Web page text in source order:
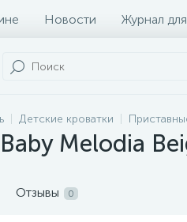
Новости Журнал
Детские кроватки
Melodia
Отзывы 0